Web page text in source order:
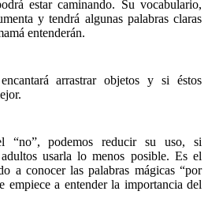
estar caminando. Su vocabulario,
y tendrá algunas palabras claras
entenderán.
arrastrar objetos y si éstos
“no”, podemos reducir su uso, si
usarla lo menos posible. Es el
a conocer las palabras mágicas “por
empiece a entender la importancia del